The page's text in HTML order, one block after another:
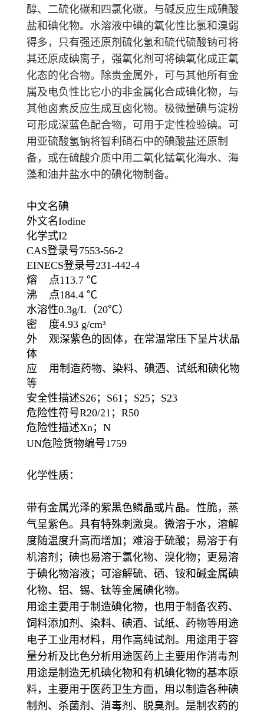
醇、二硫化碳和四氯化碳。与碱反应生成碘酸
盐和碘化物。水溶液中碘的氧化性比氯和溴弱
得多，只有强还原剂硫化氢和硫代硫酸钠可将
其还原成碘离子，强氧化剂可将碘氧化成正氧
化态的化合物。除贵金属外，可与其他所有金
属及电负性比它小的非金属化合成碘化物，与
其他卤素反应生成互卤化物。极微量碘与淀粉
可形成深蓝色配合物，可用于定性检验碘。可
用亚硫酸氢钠将智利硝石中的碘酸盐还原制
备，或在硫酸介质中用二氧化锰氧化海水、海
藻和油井盐水中的碘化物制备。
中文名碘
外文名Iodine
化学式I2
CAS登录号7553-56-2
EINECS登录号231-442-4
熔 点113.7 ℃
沸 点184.4 ℃
水溶性0.3g/L （20℃）
密 度4.93 g/cm³
外 观深紫色的固体，在常温常压下呈片状晶
体
应 用制造药物、染料、碘酒、试纸和碘化物
等
安全性描述S26；S61；S25；S23
危险性符号R20/21；R50
危险性描述Xn；N
UN危险货物编号1759
化学性质：
带有金属光泽的紫黑色鳞晶或片晶。性脆，蒸
气呈紫色。具有特殊刺激臭。微溶于水，溶解
度随温度升高而增加；难溶于硫酸；易溶于有
机溶剂；碘也易溶于氯化物、溴化物；更易溶
于碘化物溶液；可溶解硫、硒、铵和碱金属碘
化物、铝、锡、钛等金属碘化物。
用途主要用于制造碘化物，也用于制备农药、
饲料添加剂、染料、碘酒、试纸、药物等用途
电子工业用材料，用作高纯试剂。用途用于容
量分析及比色分析用途医药上主要用作消毒剂
用途是制造无机碘化物和有机碘化物的基本原
料，主要用于医药卫生方面，用以制造各种碘
制剂、杀菌剂、消毒剂、脱臭剂。是制农药的